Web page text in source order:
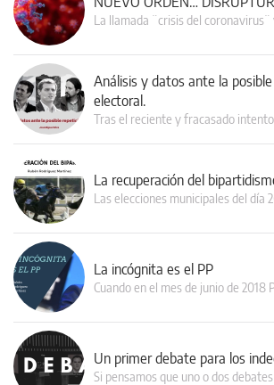
La llamada ¨crisis del
Análisis y datos ante la
electoral.
Tras el reciente y fracasado
La recuperación del
Las elecciones municipales del día
La incógnita es el PP
Cuando en el mes de junio de 2018
Un primer debate para los
Si pensamos que uno o dos